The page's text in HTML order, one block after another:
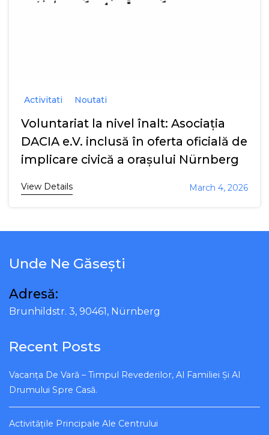
Activitati Noutati
Voluntariat la nivel înalt: Asociația
DACIA e.V. inclusă în oferta oficială de
implicare civică a orașului Nürnberg
View Details March 4, 2026
Unde Ne Găsești
Adresă:
Brunhildstr. 3, 90461, Nürnberg
Recent Posts
Vacanța De Vară – Timpul Revederilor, Al Familiei Și Al
Drumului Spre Casă.
Activitățile Principale Ale Centrului